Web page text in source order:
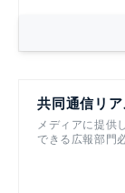
共同通信リ
メディアに提供
できる広報部門